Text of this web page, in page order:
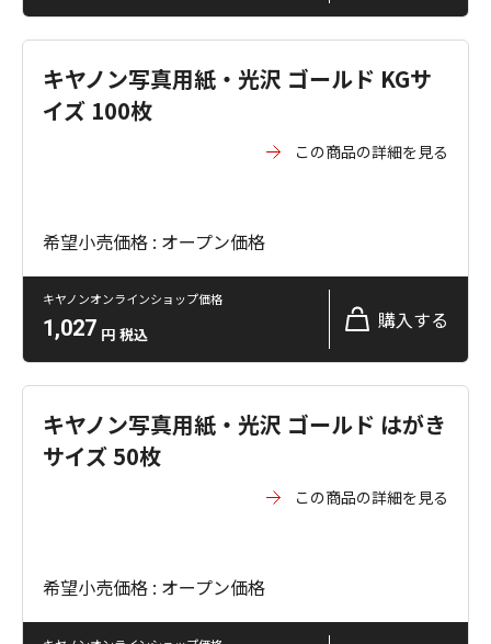
キヤノン写真用紙・光沢 ゴールド KGサ
イズ 100枚
この商品の詳細を見る
希望小売価格 : オープン価格
キヤノンオンラインショップ価格
1,027 円 税込
購入する
キヤノン写真用紙・光沢 ゴールド はがき
サイズ 50枚
この商品の詳細を見る
希望小売価格 : オープン価格